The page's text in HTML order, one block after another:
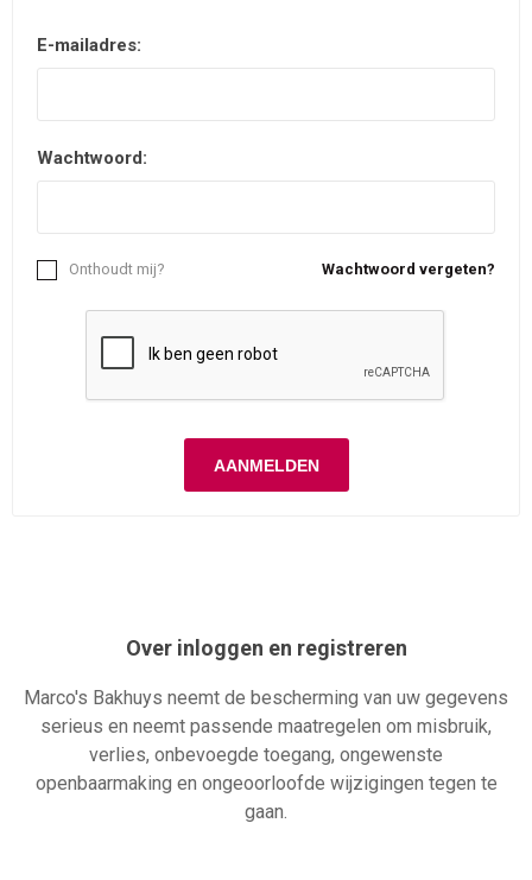
E-mailadres:
Wachtwoord:
Wachtwoord vergeten?
Onthoudt mij?
Over inloggen en registreren
Marco's Bakhuys neemt de bescherming van uw gegevens
serieus en neemt passende maatregelen om misbruik,
verlies, onbevoegde toegang, ongewenste
openbaarmaking en ongeoorloofde wijzigingen tegen te
gaan.